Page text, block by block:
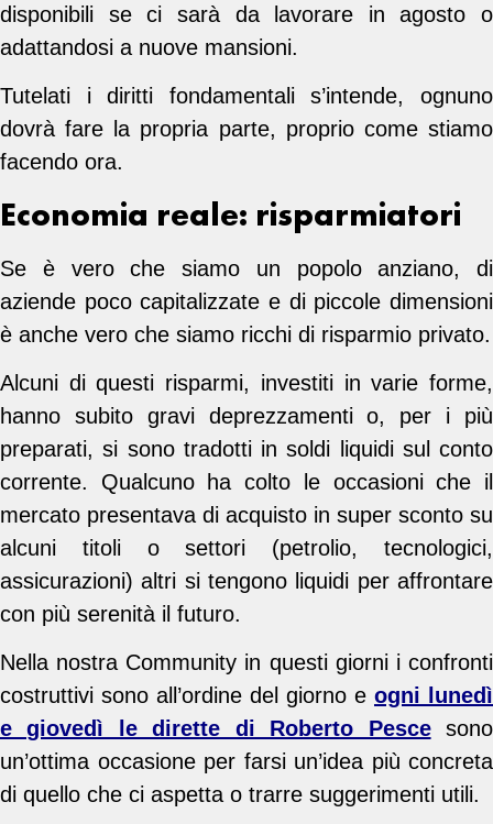
disponibili se ci sarà da lavorare in agosto o
adattandosi a nuove mansioni.
Tutelati i diritti fondamentali s’intende, ognuno
dovrà fare la propria parte, proprio come stiamo
facendo ora.
Economia reale: risparmiatori
Se è vero che siamo un popolo anziano, di
aziende poco capitalizzate e di piccole dimensioni
è anche vero che siamo ricchi di risparmio privato.
Alcuni di questi risparmi, investiti in varie forme,
hanno subito gravi deprezzamenti o, per i più
preparati, si sono tradotti in soldi liquidi sul conto
corrente. Qualcuno ha colto le occasioni che il
mercato presentava di acquisto in super sconto su
alcuni titoli o settori (petrolio, tecnologici,
assicurazioni) altri si tengono liquidi per affrontare
con più serenità il futuro.
Nella nostra Community in questi giorni i confronti
costruttivi sono all’ordine del giorno e ogni lunedì
e giovedì le dirette di Roberto Pescesono
un’ottima occasione per farsi un’idea più concreta
di quello che ci aspetta o trarre suggerimenti utili.